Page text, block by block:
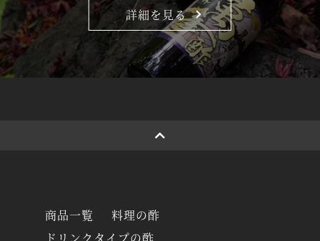
詳細を見る
商品一覧
料理の酢
ドリンクタイプの酢